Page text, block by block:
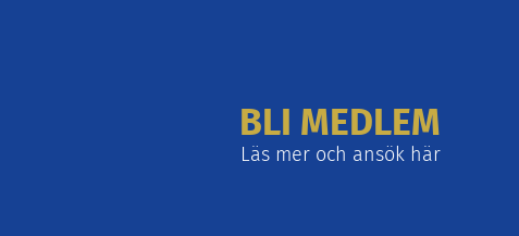
BLI MEDLEM
Läs mer och ansök här